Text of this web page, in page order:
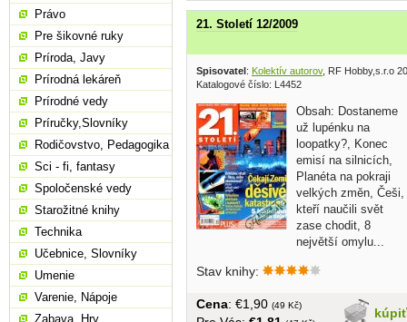
21. Století 12/2009
Spisovatel: Kolektív autorov, RF Hobby,s.r.o
Katalogové číslo: L4452
Obsah: Dostaneme
už lupénku na
loopatky?, Konec
emisí na silnicích,
Planéta na pokraji
velkých změn, Češi,
kteří naučili svět
zase chodit, 8
největší omylu...
Stav knihy:
kúpiť
Cena: €1,90 (49 Kč)
Právo
Pre šikovné ruky
Príroda, Javy
Prírodná lekáreň
Prírodné vedy
Príručky,Slovníky
Rodičovstvo, Pedagogika
Sci - fi, fantasy
Spoločenské vedy
Starožitné knihy
Technika
Učebnice, Slovníky
Umenie
Varenie, Nápoje
Zabava, Hry